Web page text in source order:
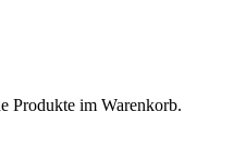
Produkte im Warenkorb.